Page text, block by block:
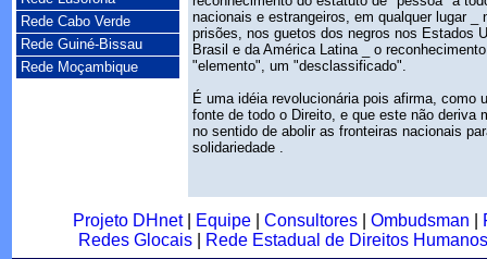
Rede Cabo Verde
Rede Guiné-Bissau
Rede Moçambique
nacionais e estrangeiros, em qualquer lugar
prisões, nos guetos dos negros nos Estados
Brasil e da América Latina _ o
"elemento", um "desclassificado".
É uma idéia revolucionária pois afirma, como
fonte de todo o Direito, e que este não deriva
no sentido de abolir as fronteiras nacionais
solidariedade .
Projeto DHnet| Equipe| Consultores| Ombudsman
Redes Glocais|
Rede Estadual de Direitos